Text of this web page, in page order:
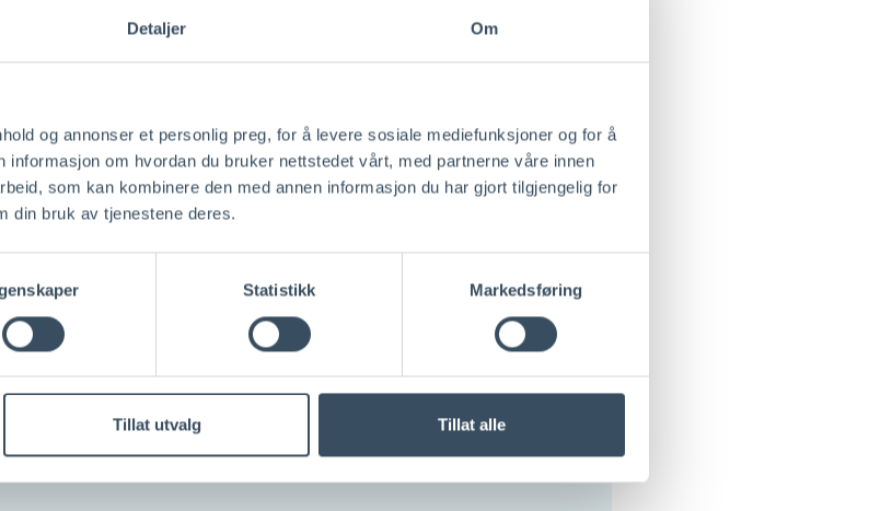
Detaljer Om
og annonser et personlig preg, for å levere sosiale mediefunksjoner og for å
om hvordan du bruker nettstedet vårt, med partnerne våre innen
som kan kombinere den med annen informasjon du har gjort tilgjengelig for
din bruk av tjenestene deres.
Statistikk Markedsføring
Tillat utvalg Tillat alle